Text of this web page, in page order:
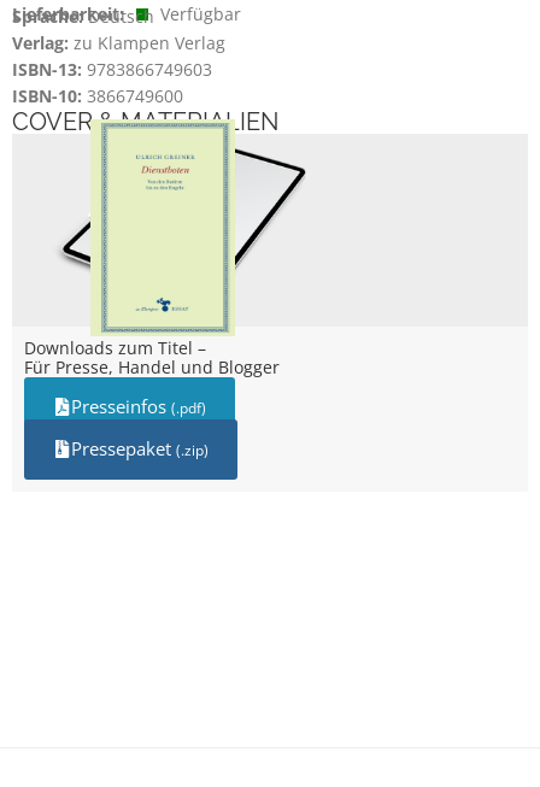
Lieferbarkeit:
Verfügbar
Sprache:Deutsch
Verlag: zu Klampen Verlag
ISBN-13: 9783866749603
ISBN-10: 3866749600
COVER & MATERIALIEN
Downloads zum Titel –
Für Presse, Handel und Blogger
Presseinfos (.pdf)
Pressepaket (.zip)